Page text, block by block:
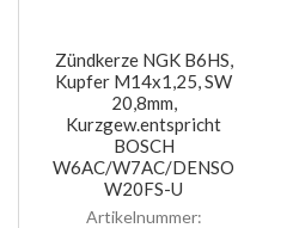
Zündkerze NGK B6HS,
Kupfer M14x1,25, SW
20,8mm,
Kurzgew.entspricht
BOSCH
W6AC/W7AC/DENSO
W20FS-U
Artikelnummer: